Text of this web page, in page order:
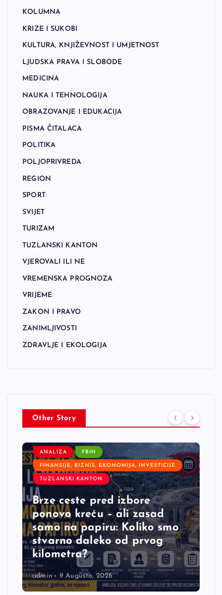
KOLUMNA
KRIZE I SUKOBI
KULTURA, KNJIŽEVNOST I UMJETNOST
LJUDSKA PRAVA I SLOBODE
MEDICINA
NAUKA I TEHNOLOGIJA
OBRAZOVANJE I EDUKACIJA
PISMA ČITALACA
POLITIKA
POLJOPRIVREDA
REGION
SPORT
SVIJET
TURIZAM
TUZLANSKI KANTON
VJEROVALI ILI NE
VREMENSKA PROGNOZA
VRIJEME
ZAKON I PRAVO
ZANIMLJIVOSTI
ZDRAVLJE I EKOLOGIJA
Other Story
ANALIZA FBIH
FINANSIJE, BIZNIS, EKONOMIJA, INVESTICIJE
TUZLANSKI KANTON
Brze ceste pred izbore
ponovo kreću – ali zasad
samo na papiru: Koliko smo
stvarno daleko od prvog
kilometra?
admin 9 Augusta, 2026